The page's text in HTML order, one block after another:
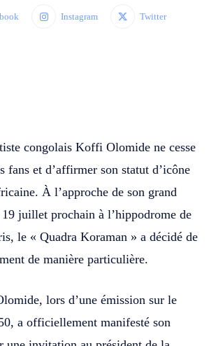
Instagram Twitter
congolais Koffi Olomide ne cesse
fans et d’affirmer son statut d’icône
À l’approche de son grand
juillet prochain à l’hippodrome de
le « Quadra Koraman » a décidé de
de manière particulière.
lors d’une émission sur le
a officiellement manifesté son